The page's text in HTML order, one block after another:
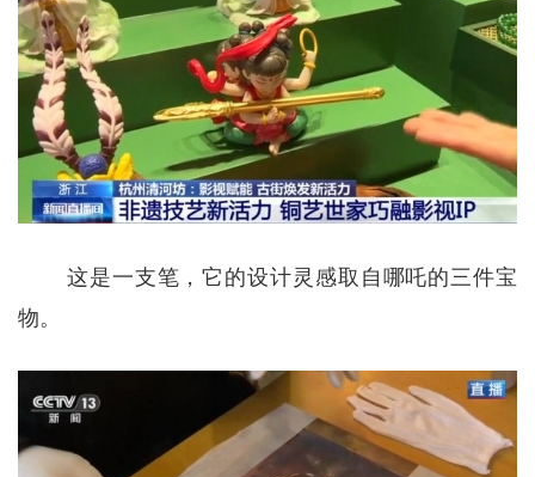
这是一支笔，它的设计灵感取自哪吒的三件宝
物。